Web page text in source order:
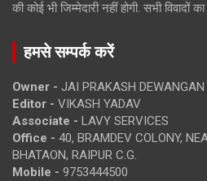
की कोई भी जिम्मेदारी नहीं होगी. सभी विवादों
हमसे सम्पर्क करें
Owner - JAI PRAKASH DEWANGAN
Editor - VIKASH YADAV
Associate - LAVY SERVICES
Office - 40, BRAMDEV COLONY,
BHATAON, RAIPUR C.G.
Mobile - 9753444500